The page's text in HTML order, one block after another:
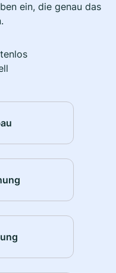
ein, die genau das